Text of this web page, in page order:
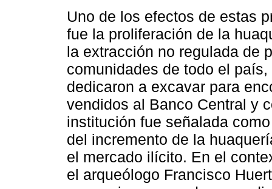
Uno de los efectos de estas
fue la proliferación de la
la extracción no regulada de
comunidades de todo el
dedicaron a excavar para
vendidos al Banco Central y
institución fue señalada
del incremento de la
el mercado ilícito. En el
el arqueólogo Francisco